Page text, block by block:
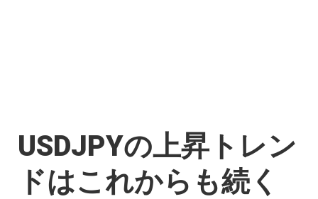
USDJPYの上昇トレン
ドはこれからも続く